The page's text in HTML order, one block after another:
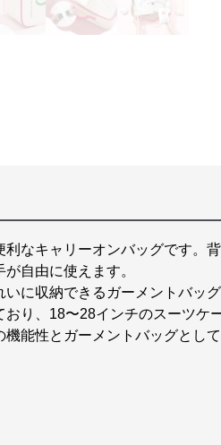
利なキャリーオンバッグです。
自由に使えます。
に収納できるガーメントバッグ
り、18〜28インチのスーツケ
能性とガーメントバッグとし